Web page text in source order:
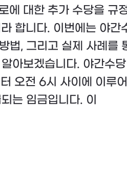
에 대한 추가 수당을 규
합니다. 이번에는 야간
법, 그리고 실제 사례를
아보겠습니다. 야간수
오전 6시 사이에 이루
는 임금입니다. 이